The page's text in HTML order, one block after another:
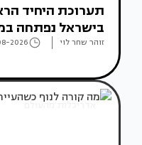
תערוכת היחיד
בישראל נפתחה
זוהר שחר לוי 2026
אדריכלות מהעולם